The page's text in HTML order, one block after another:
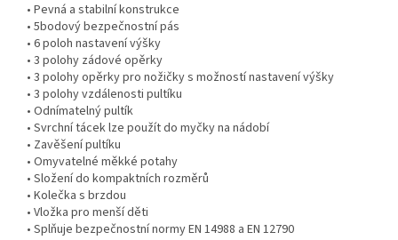
• Pevná a stabilní konstrukce
• 5bodový bezpečnostní pás
• 6 poloh nastavení výšky
• 3 polohy zádové opěrky
• 3 polohy opěrky pro nožičky s možností nastavení výšky
• 3 polohy vzdálenosti pultíku
• Odnímatelný pultík
• Svrchní tácek lze použít do myčky na nádobí
• Zavěšení pultíku
• Omyvatelné měkké potahy
• Složení do kompaktních rozměrů
• Kolečka s brzdou
• Vložka pro menší děti
• Splňuje bezpečnostní normy EN 14988 a EN 12790